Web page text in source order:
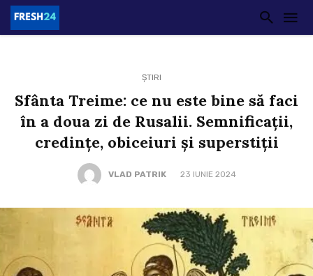
ȘTIRI
Sfânta Treime: ce nu este bine să faci
în a doua zi de Rusalii. Semnificații,
credinţe, obiceiuri şi superstiţii
VLAD PATRIK 23 IUNIE 2024